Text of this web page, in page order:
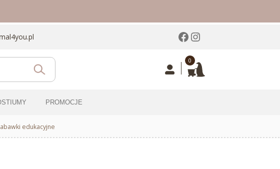
Facebook
Instagram
0
PROMOCJE
edukacyjne